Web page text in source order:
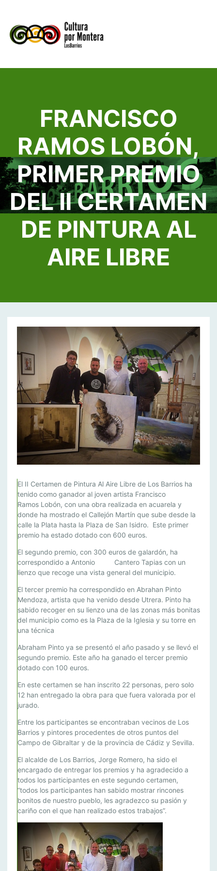
FRANCISCO
RAMOS LOBÓN,
PRIMER PREMIO
DEL II CERTAMEN
DE PINTURA AL
AIRE LIBRE
F
R
A
N
C
I
S
C
O
R
A
M
O
S
O
B
Ó
N
,
P
R
I
M
R
P
R
E
M
I
E
El II Certamen de Pintura Al Aire Libre de Los Barrios ha
tenido como ganador al joven artista Francisco
Ramos Lobón, con una obra realizada en acuarela y
donde ha mostrado el Callejón Martín que sube desde la
calle la Plata hasta la Plaza de San Isidro. Este primer
premio ha estado dotado con 600 euros.
El segundo premio, con 300 euros de galardón, ha
correspondido a Antonio Cantero Tapias con un
lienzo que recoge una vista general del municipio.
El tercer premio ha correspondido en Abrahan Pinto
Mendoza, artista que ha venido desde Utrera. Pinto ha
sabido recoger en su lienzo una de las zonas más bonitas
del municipio como es la Plaza de la Iglesia y su torre en
una técnica
Abraham Pinto ya se presentó el año pasado y se llevó el
segundo premio. Este año ha ganado el tercer premio
dotado con 100 euros.
En este certamen se han inscrito 22 personas, pero solo
12 han entregado la obra para que fuera valorada por el
jurado.
Entre los participantes se encontraban vecinos de Los
Barrios y pintores procedentes de otros puntos del
Campo de Gibraltar y de la provincia de Cádiz y Sevilla.
El alcalde de Los Barrios, Jorge Romero, ha sido el
encargado de entregar los premios y ha agradecido a
todos los participantes en este segundo certamen,
“todos los participantes han sabido mostrar rincones
bonitos de nuestro pueblo, les agradezco su pasión y
cariño con el que han realizado estos trabajos”.